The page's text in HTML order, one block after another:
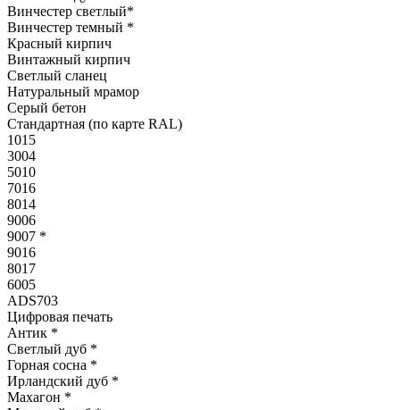
Винчестер светлый*
Винчестер темный *
Красный кирпич
Винтажный кирпич
Светлый сланец
Натуральный мрамор
Серый бетон
Стандартная (по карте RAL)
1015
3004
5010
7016
8014
9006
9007 *
9016
8017
6005
ADS703
Цифровая печать
Антик *
Светлый дуб *
Горная сосна *
Ирландский дуб *
Махагон *